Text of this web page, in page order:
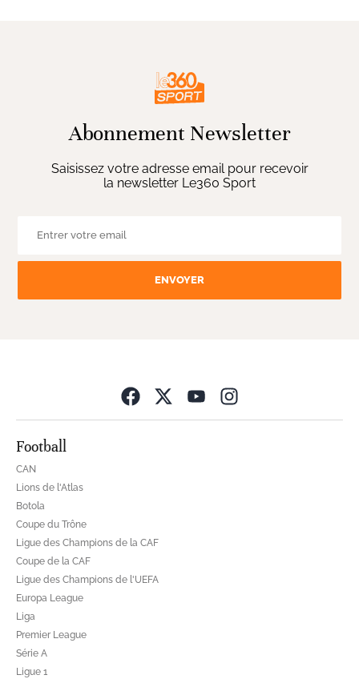
Abonnement Newsletter
Saisissez votre adresse email pour recevoir
la newsletter Le360 Sport
ENVOYER
Football
CAN
Lions de l'Atlas
Botola
Coupe du Trône
Ligue des Champions de la CAF
Coupe de la CAF
Ligue des Champions de l'UEFA
Europa League
Liga
Premier League
Série A
Ligue 1